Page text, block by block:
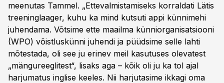
meenutas Tammel. „Ettevalmistamiseks korraldati Lätis
treeninglaager, kuhu ka mind kutsuti appi künnimehi
juhendama. Võtsime ette maailma künniorganisatsiooni
(WPO) võistluskünni juhendi ja püüdsime selle lahti
mõtestada, oli see ju erinev meil kasutuses olevatest
„mängureeglitest“, lisaks aga – kõik oli ju ka tol ajal
harjumatus inglise keeles. Nii harjutasime ikkagi oma